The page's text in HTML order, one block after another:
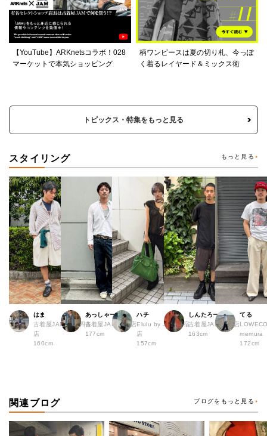
【YouTube】ARKnetsコラボ！028
マーケットで本気ショッピング
柄ワンピースは夏の切り札、今っぽ
く着るレイヤード＆ミックス術
トピックス・特集をもっと見る
スタイリング もっと見る
はま
古着屋JAM 京都四条
店
160cm
あっしゃー
古着屋JAM 原宿店
177cm
ハチ
Elulu by JAM 原宿
店
157cm
しんたろー
古着屋JAM 仙台店
163cm
てる
memura
172cm
関連ブログ ブログをもっと見る